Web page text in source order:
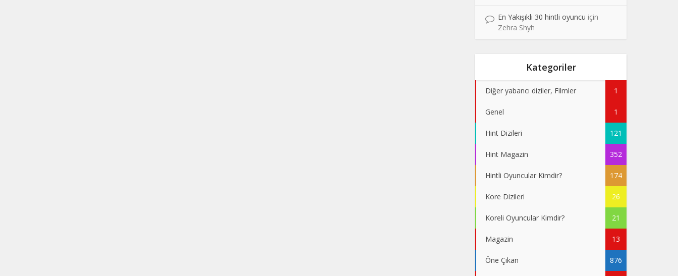
En Yakışıklı 30 hintli oyuncu için
Zehra Shyh
Kategoriler
Diğer yabancı diziler, Filmler 1
Genel 1
Hint Dizileri 121
Hint Magazin 352
Hintli Oyuncular Kimdir? 174
Kore Dizileri 26
Koreli Oyuncular Kimdir? 21
Magazin 13
Öne Çıkan 876